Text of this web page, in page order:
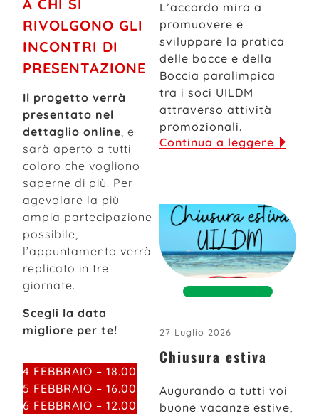
A CHI SI
RIVOLGONO GLI
INCONTRI DI
PRESENTAZIONE
Il progetto verrà
presentato nel
dettaglio online, e
sarà aperto a tutti
coloro che vogliono
saperne di più. Per
agevolare la più
ampia partecipazione
possibile,
l’appuntamento verrà
replicato in tre
giornate.
Scegli la data
migliore per te!
4 FEBBRAIO – 18.00
5 FEBBRAIO – 16.00
6 FEBBRAIO – 12.00
L’accordo mira a
promuovere e
sviluppare la pratica
delle bocce e della
Boccia paralimpica
tra i soci UILDM
attraverso attività
promozionali.
Continua a leggere
27 Luglio 2026
Chiusura estiva
Augurando a tutti voi
buone vacanze estive,